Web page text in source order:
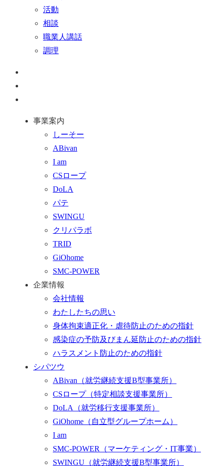
活動
相談
職業人講話
調理
事業案内
しーそー
ABivan
I am
CSロープ
DoLA
パテ
SWINGU
クリパラボ
TRID
GiOhome
SMC-POWER
企業情報
会社情報
わたしたちの思い
身体拘束適正化・虐待防止のための指針
感染症の予防及びまん延防止のための指針
ハラスメント防止のための指針
シパツウ
ABivan （就労継続支援B型事業所）
CSロープ （特定相談支援事業所）
DoLA （就労移行支援事業所）
GiOhome （自立型グループホーム）
I am
SMC-POWER （マーケティング・IT事業）
SWINGU （就労継続支援B型事業所）